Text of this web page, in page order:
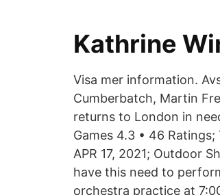
Kathrine
Visa mer information.
Cumberbatch, Martin
returns to London in
Games 4.3 • 46
APR 17, 2021; Outdoor
have this need to
orchestra practice at